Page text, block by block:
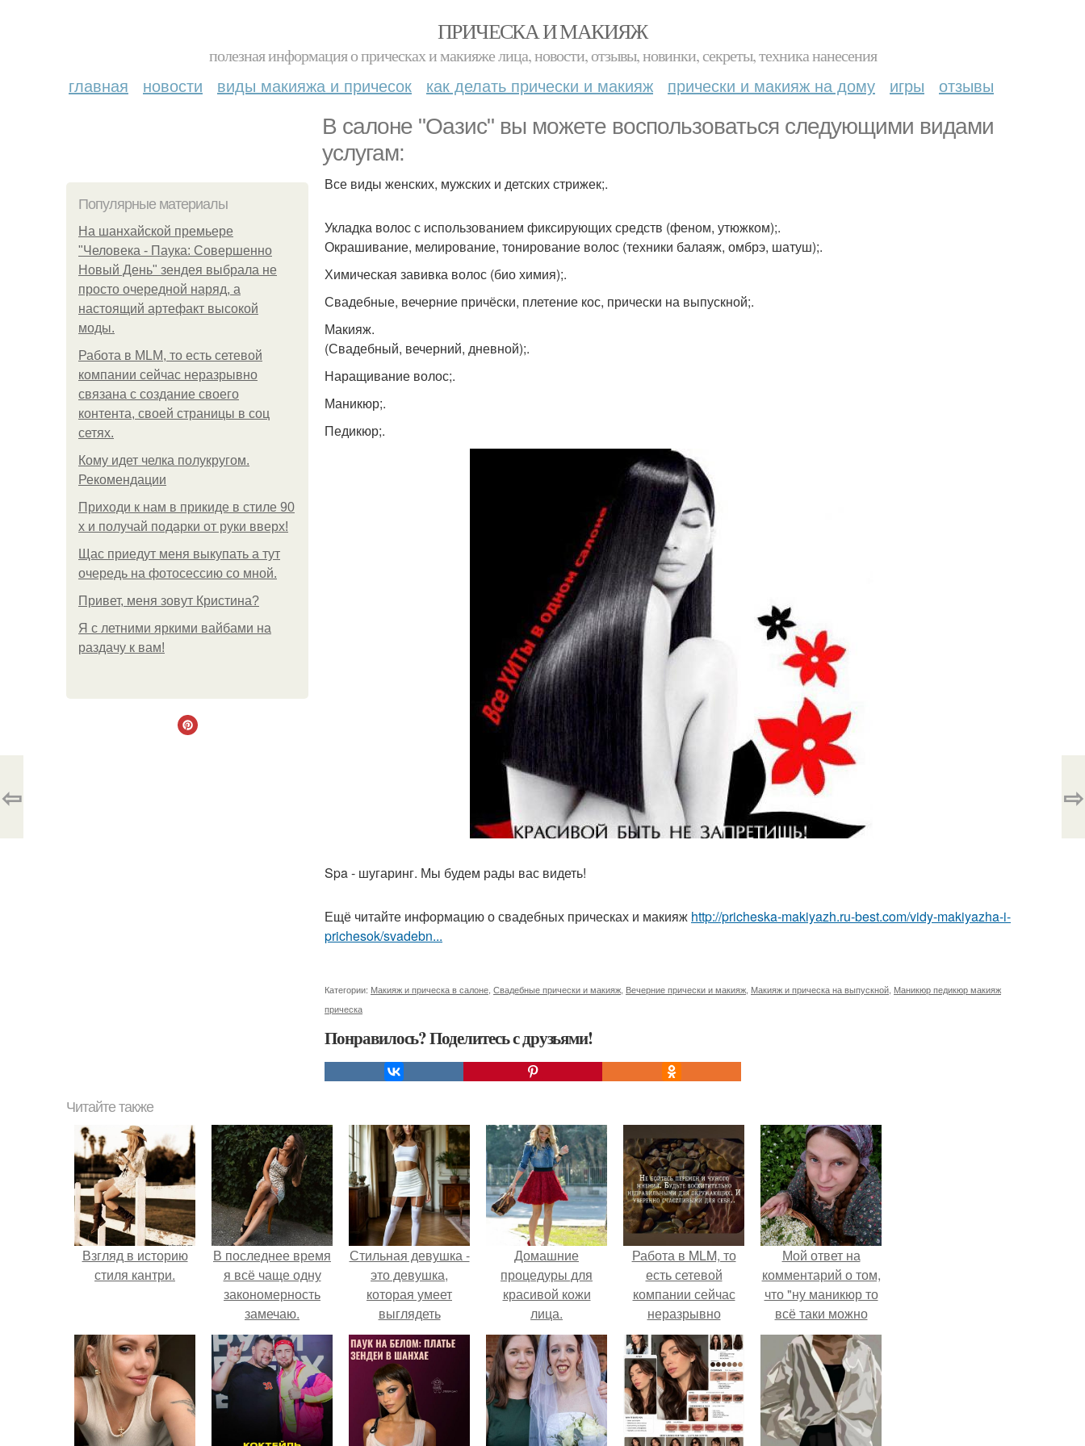
ПРИЧЕСКА И МАКИЯЖ
полезная информация о прическах и макияже лица, новости, отзывы, новинки, секреты, техника нанесения
главная новости виды макияжа и причесок как делать прически и макияж прически и макияж на дому игры отзывы
В салоне "Оазис" вы можете воспользоваться следующими видами
услугам:
Популярные материалы
На шанхайской премьере
"Человека - Паука: Совершенно
Новый День" зендея выбрала не
просто очередной наряд, а
настоящий артефакт высокой
моды.
Работа в MLM, то есть сетевой
компании сейчас неразрывно
связана с создание своего
контента, своей страницы в соц
сетях.
Кому идет челка полукругом.
Рекомендации
Приходи к нам в прикиде в стиле 90
х и получай подарки от руки вверх!
Щас приедут меня выкупать а тут
очередь на фотосессию со мной.
Привет, меня зовут Кристина?
Я с летними яркими вайбами на
раздачу к вам!
Все виды женских, мужских и детских стрижек;.
Укладка волос с использованием фиксирующих средств (феном, утюжком);.
Окрашивание, мелирование, тонирование волос (техники балаяж, омбрэ, шатуш);.
Химическая завивка волос (био химия);.
Свадебные, вечерние причёски, плетение кос, прически на выпускной;.
Макияж.
(Свадебный, вечерний, дневной);.
Наращивание волос;.
Маникюр;.
Педикюр;.
Spa - шугаринг. Мы будем рады вас видеть!
Ещё читайте информацию о свадебных прическах и макияж http://pricheska-makiyazh.ru-best.com/vidy-makiyazha-i-
prichesok/svadebn...
Категории: Макияж и прическа в салоне Свадебные прически и макияж Вечерние прически и макияж Макияж и прическа на выпускной Маникюр педикюр макияж
прическа
Понравилось? Поделитесь с друзьями!
⇦ ⇨
Читайте также
Взгляд в историю
стиля кантри.
В последнее время
я всё чаще одну
закономерность
замечаю.
Стильная девушка -
это девушка,
которая умеет
выглядеть
привлекательно и
элегантно в любои
ситуации.
Домашние
процедуры для
красивой кожи
лица.
Работа в MLM, то
есть сетевой
компании сейчас
неразрывно
связана с создание
своего контента,
своей страницы в
соц сетях.
Мой ответ на
комментарий о том,
что "ну маникюр то
всё таки можно
было бы сделать.